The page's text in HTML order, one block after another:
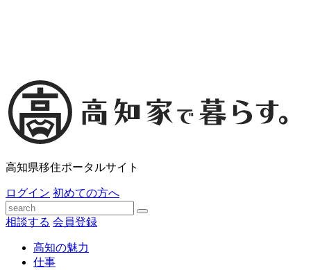
高知県移住ポータルサイト
ログイン 初めての方へ
相談する 会員登録
高知の魅力
仕事